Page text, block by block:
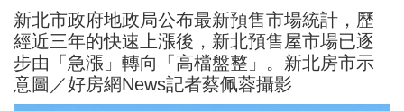
新北市政府地政局公布最新預售市場統計，歷
經近三年的快速上漲後，新北預售屋市場已逐
步由「急漲」轉向「高檔盤整」。新北房市示
意圖／好房網News記者蔡佩蓉攝影